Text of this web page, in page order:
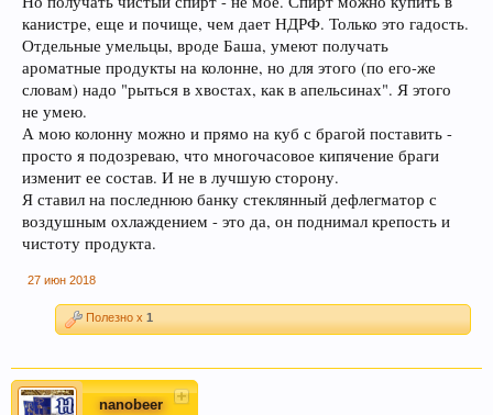
канистре, еще и почище, чем дает НДРФ. Только это гадость.
Отдельные умельцы, вроде Баша, умеют получать
ароматные продукты на колонне, но для этого (по его-же
словам) надо "рыться в хвостах, как в апельсинах". Я этого
не умею.
А мою колонну можно и прямо на куб с брагой поставить -
просто я подозреваю, что многочасовое кипячение браги
изменит ее состав. И не в лучшую сторону.
Я ставил на последнюю банку стеклянный дефлегматор с
воздушным охлаждением - это да, он поднимал крепость и
чистоту продукта.
27 июн 2018
Полезно x 1
nanobeer